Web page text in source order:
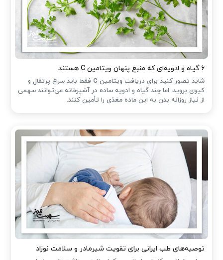
۶ گیاه و ادویه‌ای که منبع پنهان ویتامین C هستند
شاید تصور کنید برای دریافت ویتامین C فقط باید سراغ پرتقال و
کیوی بروید، اما چند گیاه و ادویه ساده در آشپزخانه می‌توانند سهمی
از نیاز روزانه بدن به این ماده مغذی را تأمین کنند.
توصیه‌های طب ایرانی برای تقویت شیرمادر و سلامت نوزاد